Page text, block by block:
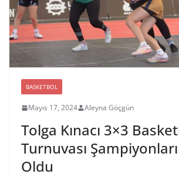
BASKETBOL
Mayıs 17, 2024 Aleyna Göçgün
Tolga Kınacı 3×3
Turnuvası
Oldu